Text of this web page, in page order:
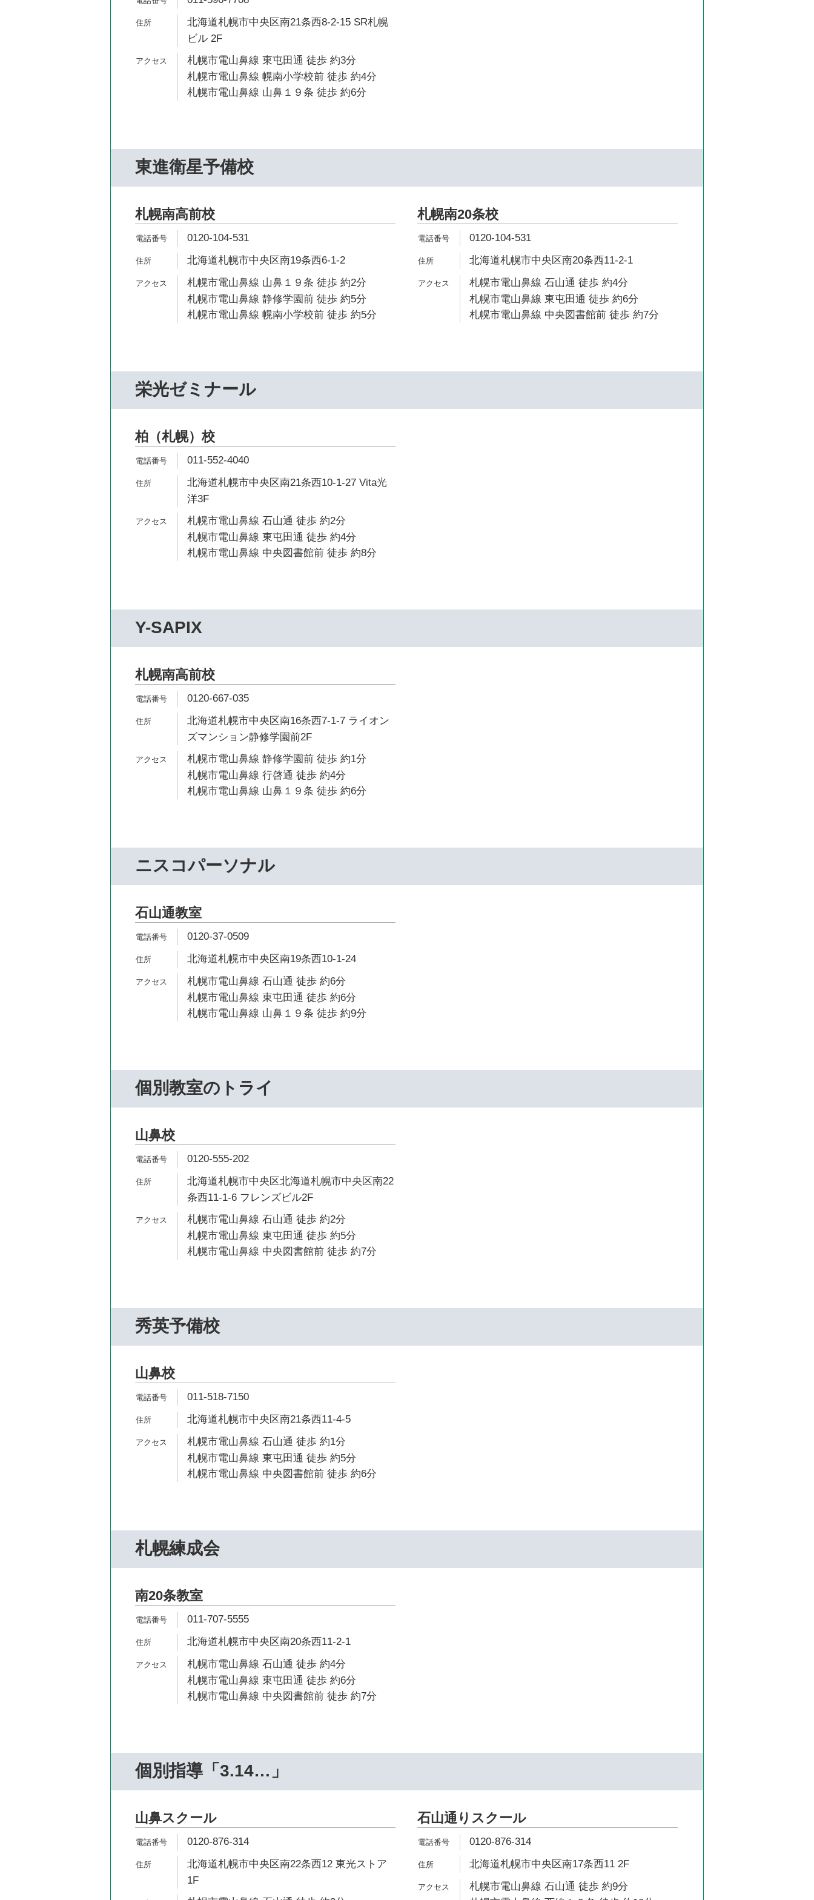
北海道札幌市中央区南21条西8-2-15 SR札幌
ビル 2F
札幌市電山鼻線 東屯田通 徒歩 約3分
札幌市電山鼻線 幌南小学校前 徒歩 約4分
札幌市電山鼻線 山鼻１９条 徒歩 約6分
東進衛星予備校
札幌南高前校
0120-104-531
北海道札幌市中央区南19条西6-1-2
札幌市電山鼻線 山鼻１９条 徒歩 約2分
札幌市電山鼻線 静修学園前 徒歩 約5分
札幌市電山鼻線 幌南小学校前 徒歩 約5分
札幌南20条校
0120-104-531
北海道札幌市中央区南20条西11-2-1
札幌市電山鼻線 石山通 徒歩 約4分
札幌市電山鼻線 東屯田通 徒歩 約6分
札幌市電山鼻線 中央図書館前 徒歩 約7分
栄光ゼミナール
柏（札幌）校
011-552-4040
北海道札幌市中央区南21条西10-1-27 Vita光
洋3F
札幌市電山鼻線 石山通 徒歩 約2分
札幌市電山鼻線 東屯田通 徒歩 約4分
札幌市電山鼻線 中央図書館前 徒歩 約8分
Y-SAPIX
札幌南高前校
0120-667-035
北海道札幌市中央区南16条西7-1-7 ライオン
ズマンション静修学園前2F
札幌市電山鼻線 静修学園前 徒歩 約1分
札幌市電山鼻線 行啓通 徒歩 約4分
札幌市電山鼻線 山鼻１９条 徒歩 約6分
ニスコパーソナル
石山通教室
0120-37-0509
北海道札幌市中央区南19条西10-1-24
札幌市電山鼻線 石山通 徒歩 約6分
札幌市電山鼻線 東屯田通 徒歩 約6分
札幌市電山鼻線 山鼻１９条 徒歩 約9分
個別教室のトライ
山鼻校
0120-555-202
北海道札幌市中央区北海道札幌市中央区南22
条西11-1-6 フレンズビル2F
札幌市電山鼻線 石山通 徒歩 約2分
札幌市電山鼻線 東屯田通 徒歩 約5分
札幌市電山鼻線 中央図書館前 徒歩 約7分
秀英予備校
山鼻校
011-518-7150
北海道札幌市中央区南21条西11-4-5
札幌市電山鼻線 石山通 徒歩 約1分
札幌市電山鼻線 東屯田通 徒歩 約5分
札幌市電山鼻線 中央図書館前 徒歩 約6分
札幌練成会
南20条教室
011-707-5555
北海道札幌市中央区南20条西11-2-1
札幌市電山鼻線 石山通 徒歩 約4分
札幌市電山鼻線 東屯田通 徒歩 約6分
札幌市電山鼻線 中央図書館前 徒歩 約7分
個別指導「3.14…」
山鼻スクール
0120-876-314
北海道札幌市中央区南22条西12 東光ストア
1F
石山通りスクール
0120-876-314
北海道札幌市中央区南17条西11 2F
札幌市電山鼻線 石山通 徒歩 約9分